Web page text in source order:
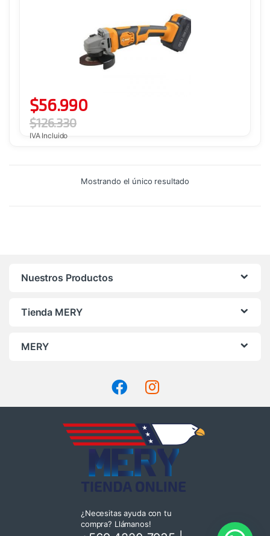
$56.990
$126.330
IVA Incluido
Mostrando el único resultado
Nuestros Productos
Tienda MERY
MERY
¿Necesitas ayuda con tu
compra? Llámanos!